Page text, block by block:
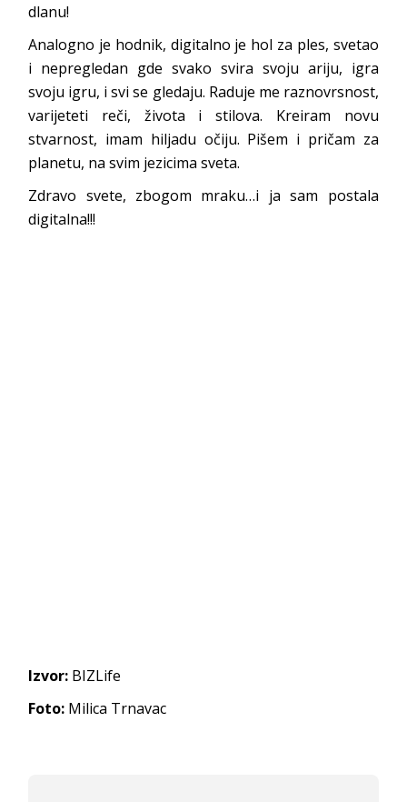
dlanu!
Analogno je hodnik, digitalno je hol za ples, svetao
i nepregledan gde svako svira svoju ariju, igra
svoju igru, i svi se gledaju. Raduje me raznovrsnost,
varijeteti reči, života i stilova. Kreiram novu
stvarnost, imam hiljadu očiju. Pišem i pričam za
planetu, na svim jezicima sveta.
Zdravo svete, zbogom mraku…i ja sam postala
digitalna!!!
Izvor: BIZLife
Foto: Milica Trnavac